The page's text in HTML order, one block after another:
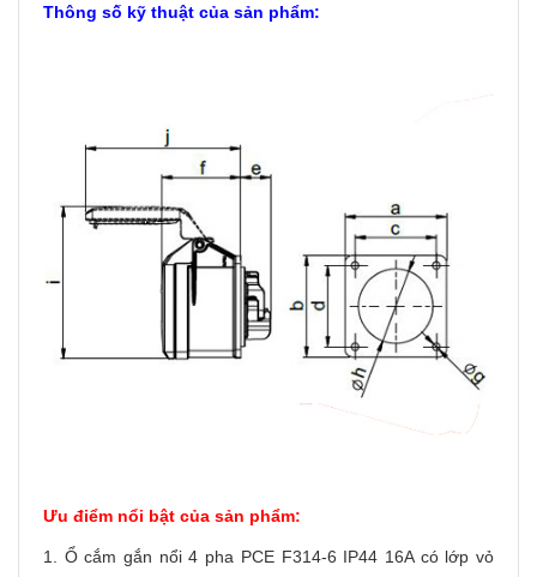
Thông số kỹ thuật của sản phẩm:
Ưu điểm nổi bật của sản phẩm:
1. Ổ cắm gắn nổi 4 pha PCE F314-6 IP44 16A có lớp vỏ